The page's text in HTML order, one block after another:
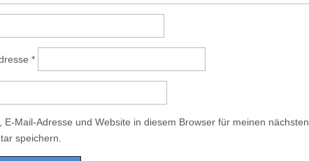
*
E-Mail-Adresse und Website in diesem Browser für meinen nächsten
speichern.